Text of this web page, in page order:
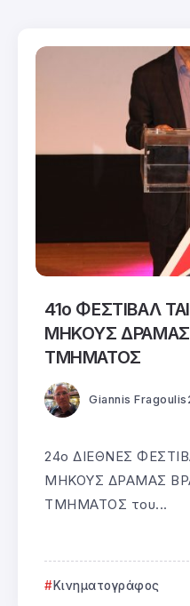
41ο ΦΕΣΤΙΒΑΛ
ΜΗΚΟΥΣ
ΤΜΗΜΑΤΟΣ
Giannis Fragoulis
24ο ΔΙΕΘΝΕΣ
ΜΗΚΟΥΣ ΔΡΑΜΑΣ
ΤΜΗΜΑΤΟΣ του...
Κινηματογράφος